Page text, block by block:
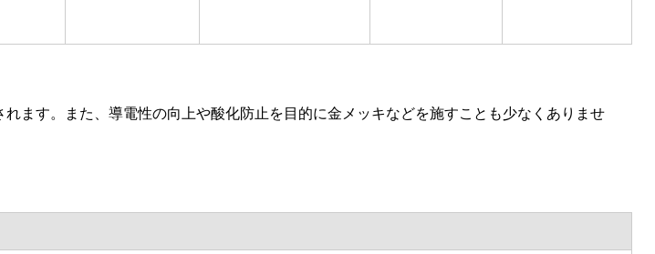
ます。また、導電性の向上や酸化防止を目的に金メッキなどを施すことも少なくありませ